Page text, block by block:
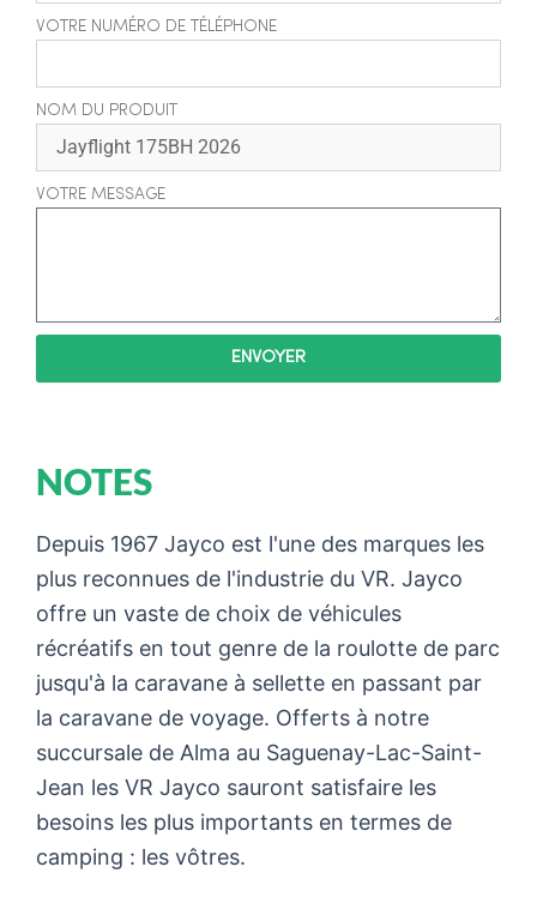
VOTRE NUMÉRO DE TÉLÉPHONE
NOM DU PRODUIT
VOTRE MESSAGE
ENVOYER
NOTES
Depuis 1967 Jayco est l'une des marques les
plus reconnues de l'industrie du VR. Jayco
offre un vaste de choix de véhicules
récréatifs en tout genre de la roulotte de parc
jusqu'à la caravane à sellette en passant par
la caravane de voyage. Offerts à notre
succursale de Alma au Saguenay-Lac-Saint-
Jean les VR Jayco sauront satisfaire les
besoins les plus importants en termes de
camping : les vôtres.